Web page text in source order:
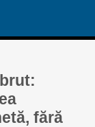
fără